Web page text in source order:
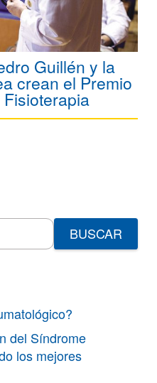
Guillén y la
crean el Premio
del Síndrome
los mejores